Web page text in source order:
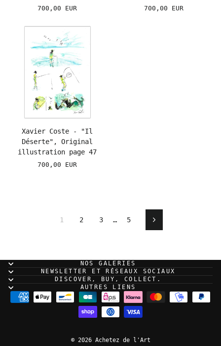
700,00 EUR 700,00 EUR
Xavier Coste - "Il
Déserte", Original
illustration page 47
700,00 EUR
1 2 3 … 5 Next
NOS GALERIES
NEWSLETTER ET RÉSEAUX SOCIAUX
DISCOVER, BUY, COLLECT.
AUTRES LIENS
© 2026 Achetez de l'Art